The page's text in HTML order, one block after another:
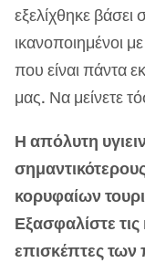
εξελίχθηκε βάσει
ικανοποιημένοι
που είναι πάντα
μας. Να μείνετε
Η απόλυτη
κορυφαίων
Εξασφαλίστε
επισκέπτες των